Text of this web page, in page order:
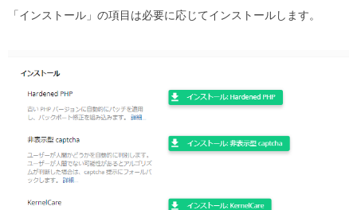
「インストール」の項目は必要に応じてインストールします。